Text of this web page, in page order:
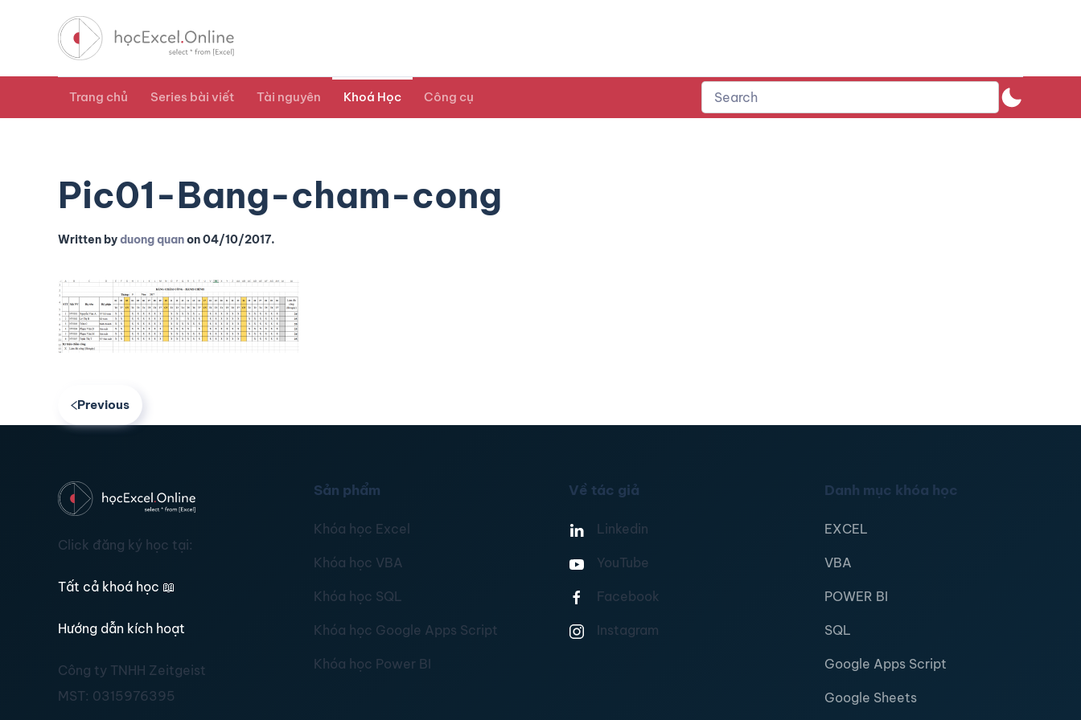
Trang chủ Series bài viết Tài nguyên Khoá Học Công cụ
Pic01-Bang-cham-cong
Written byduong quanon04/10/2017.
Previous
Click đăng ký học tại:
Tất cả khoá học 📖
Hướng dẫn kích hoạt
Công ty TNHH Zeitgeist
MST: 0315976395
Sản phẩm
Khóa học Excel
Khóa học VBA
Khóa học SQL
Khóa học Google Apps Script
Khóa học Power BI
Về tác giả
Linkedin
YouTube
Facebook
Instagram
Danh mục khóa học
EXCEL
VBA
POWER BI
SQL
Google Apps Script
Google Sheets